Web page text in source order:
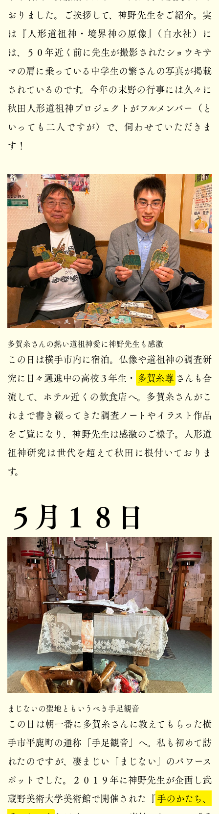
おりました。ご挨拶して、神野先生をご紹介。実
は『人形道祖神・境界神の原像』（白水社）に
は、５０年近く前に先生が撮影されたショウキサ
マの肩に乗っている中学生の繁さんの写真が掲載
されているのです。今年の末野の行事には久々に
秋田人形道祖神プロジェクトがフルメンバー（と
いっても二人ですが）で、伺わせていただきま
す！
多賀糸さんの熱い道祖神愛に神野先生も感激
この日は横手市内に宿泊。仏像や道祖神の調査研
究に日々邁進中の高校３年生・ 多賀糸尊 さんも合
流して、ホテル近くの飲食店へ。多賀糸さんがこ
れまで書き綴ってきた調査ノートやイラスト作品
をご覧になり、神野先生は感激のご様子。人形道
祖神研究は世代を超えて秋田に根付いておりま
す。
５月１８日
まじないの聖地ともいうべき手足観音
この日は朝一番に多賀糸さんに教えてもらった横
手市平鹿町の通称「手足観音」へ。私も初めて訪
れたのですが、凄まじい「まじない」のパワース
ポットでした。２０１９年に神野先生が企画し武
蔵野美術大学美術館で開催された『手のかたち、